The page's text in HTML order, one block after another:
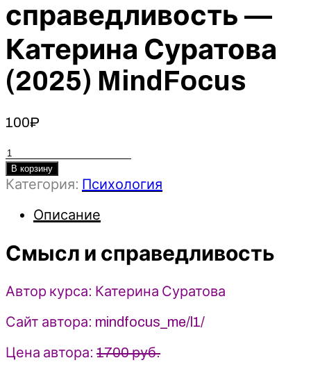
справедливость —
Катерина Суратова
(2025) MindFocus
100₽
Количество
товара
Смысл
справедливость
Катерина
(2025)
MindFocus
В корзину
Категория: Психология
Описание
Смысл и справедливость
Автор курса: Катерина Суратова
Сайт автора: mindfocus_me/l1/
Цена автора: 1700 руб.